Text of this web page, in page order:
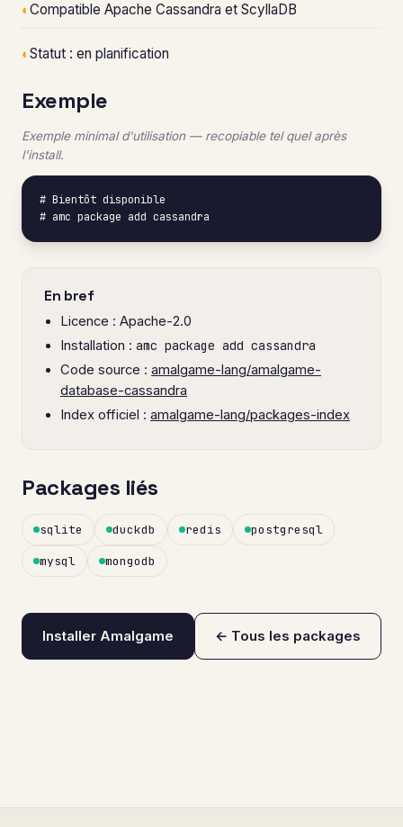
◐ Compatible Apache Cassandra et ScyllaDB
◐ Statut : en planification
Exemple
Exemple minimal d'utilisation — recopiable tel quel après
l'install.
# Bientôt disponible
# amc package add cassandra
En bref
Licence : Apache-2.0
Installation : amc package add cassandra
Code source : amalgame-lang/amalgame-
database-cassandra
Index officiel : amalgame-lang/packages-index
Packages liés
sqlite duckdb redis postgresql
mysql mongodb
Installer Amalgame ← Tous les packages